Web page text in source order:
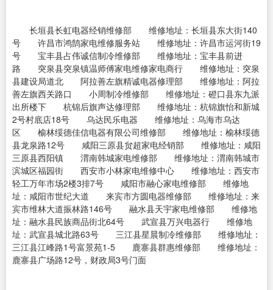
长垣县长虹电器经销维修部 维修地址：长垣县东大街140
号 许昌市鸿鹄家电维修服务站 维修地址：许昌市运河街19
号 宝丰县占伟诚信制冷维修部 维修地址：宝丰县前进
路 突泉县突泉镇温师傅家电维修家电商行 维修地址：突泉
县建设局道北 阿拉善左旗精诚电器修理部 维修地址：阿拉
善左旗西关路口 小周制冷维修部 维修地址：磴口县东九派
出所楼下 杭锦后旗声达修理部 维修地址：杭锦旗怡和新城
2号村底店18号 乌达民乐电器 维修地址：乌海市乌达
区 榆林绥德佳信电器有限公司维修部 维修地址：榆林绥德
县龙泉路12号 咸阳三原县贠超家电经销部 维修地址：咸阳
三原县西阳镇 渭南韩城家电维修部 维修地址：渭南韩城市
滨城区福园街 西安市小林家电维修中心 维修地址：西安市
轻工万年市场2楼3排7号 咸阳市融心家电维修部 维修地
址：咸阳市世纪大道 来宾市方圆电器维修部 维修地址：来
宾市维林大道振林路146号 融水县天宇家电维修部 维修地
址：融水县民族商品街北64号 武宣县万兴电器行 维修地
址：武宣县城北路63号 三江县星晨制冷维修部 维修地址：
三江县江峰路1号富景苑1-5 鹿寨县群惠维修部 维修地址：
鹿寨县广场路12号，财政局3号门面